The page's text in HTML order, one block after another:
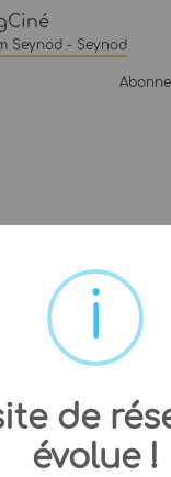
Seynod - Seynod
de
évolue !